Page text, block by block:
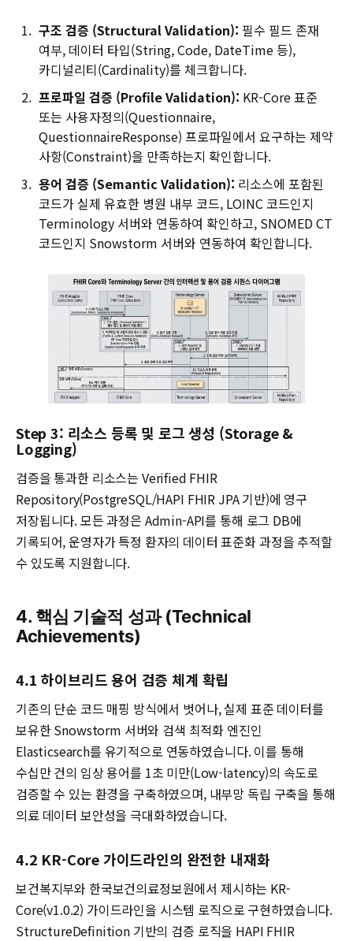
구조 검증 (Structural Validation): 필수 필드 존재
여부, 데이터 타입(String, Code, DateTime 등),
카디널리티(Cardinality)를 체크합니다.
프로파일 검증 (Profile Validation): KR-Core 표준
또는 사용자정의(Questionnaire,
QuestionnaireResponse) 프로파일에서 요구하는 제약
사항(Constraint)을 만족하는지 확인합니다.
용어 검증 (Semantic Validation): 리소스에 포함된
코드가 실제 유효한 병원 내부 코드, LOINC 코드인지
Terminology 서버와 연동하여 확인하고, SNOMED CT
코드인지 Snowstorm 서버와 연동하여 확인합니다.
Step 3: 리소스 등록 및 로그 생성 (Storage &
Logging)
검증을 통과한 리소스는 Verified FHIR
Repository(PostgreSQL/HAPI FHIR JPA 기반)에 영구
저장됩니다. 모든 과정은 Admin-API를 통해 로그 DB에
기록되어, 운영자가 특정 환자의 데이터 표준화 과정을 추적할
수 있도록 지원합니다.
4. 핵심 기술적 성과 (Technical
Achievements)
4.1 하이브리드 용어 검증 체계 확립
기존의 단순 코드 매핑 방식에서 벗어나, 실제 표준 데이터를
보유한 Snowstorm 서버와 검색 최적화 엔진인
Elasticsearch를 유기적으로 연동하였습니다. 이를 통해
수십만 건의 임상 용어를 1초 미만(Low-latency)의 속도로
검증할 수 있는 환경을 구축하였으며, 내부망 독립 구축을 통해
의료 데이터 보안성을 극대화하였습니다.
4.2 KR-Core 가이드라인의 완전한 내재화
보건복지부와 한국보건의료정보원에서 제시하는 KR-
Core(v1.0.2) 가이드라인을 시스템 로직으로 구현하였습니다.
StructureDefinition 기반의 검증 로직을 HAPI FHIR